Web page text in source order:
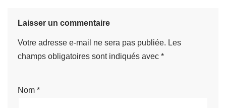
Laisser un commentaire
Votre adresse e-mail ne sera pas publiée. Les
champs obligatoires sont indiqués avec *
Nom *